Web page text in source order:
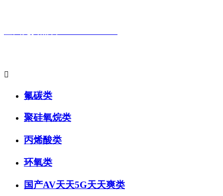

氟碳类
聚硅氧烷类
丙烯酸类
环氧类
国产AV天天5G天天爽类